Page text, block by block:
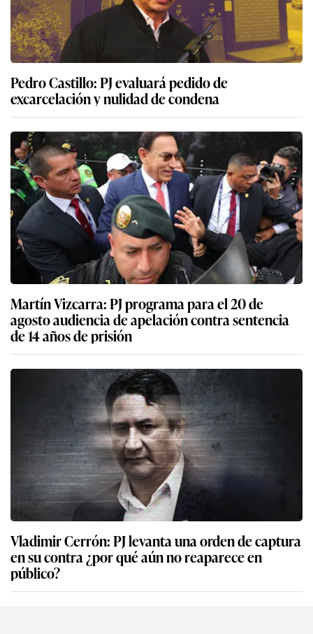
Pedro Castillo: PJ evaluará pedido de
excarcelación y nulidad de condena
Martín Vizcarra: PJ programa para el 20 de
agosto audiencia de apelación contra sentencia
de 14 años de prisión
Vladimir Cerrón: PJ levanta una orden de captura
en su contra ¿por qué aún no reaparece en
público?